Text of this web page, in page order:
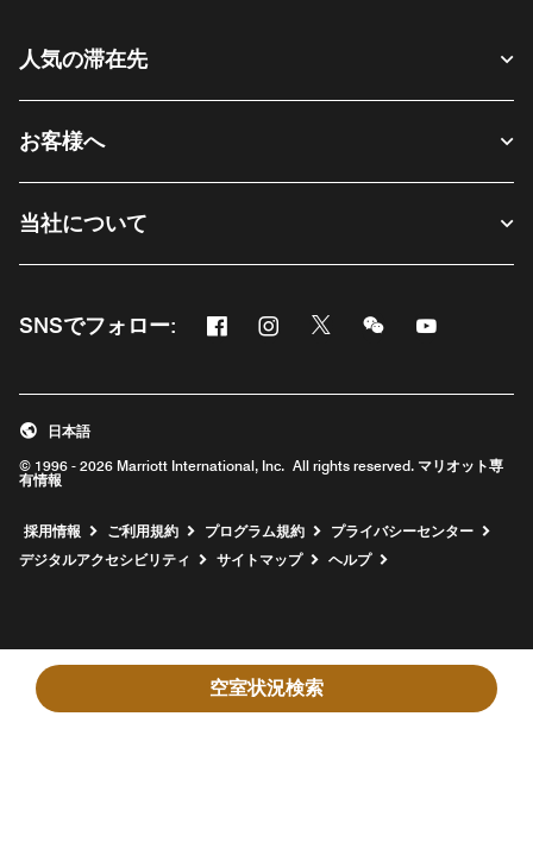
空室状況検索
人気の滞在先
お客様へ
当社について
SNSでフォロー: Facebook
新しいウィンドウで開く
Instagram
新しいウィンドウで開く
Twitter
新しいウィンドウで開く
Messenger
新しいウィンドウ
新しいウィ
© 1996 - 2026 Marriott International, Inc. All rights reserved. マリオット専
有情報
日本語
採用情報 新しいウィンドウで開く
ご利用規約 プログラム規約
プライバシーセンター
デジタルアクセシビリティ
サイトマップ ヘルプ